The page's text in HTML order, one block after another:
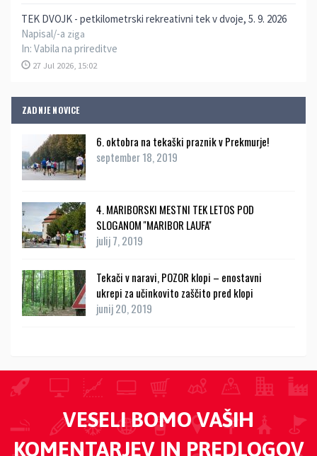
TEK DVOJK - petkilometrski rekreativni tek v dvoje, 5. 9. 2026
Napisal/-a ziga
In: Vabila na prireditve
27 Jul 2026, 15:02
ZADNJE NOVICE
6. oktobra na tekaški praznik v Prekmurje!
september 18, 2019
4. MARIBORSKI MESTNI TEK LETOS POD
SLOGANOM ''MARIBOR LAUFA''
julij 7, 2019
Tekači v naravi, POZOR klopi – enostavni
ukrepi za učinkovito zaščito pred klopi
junij 20, 2019
VESELI BOMO VAŠIH
KOMENTARJEV IN PREDLOGOV